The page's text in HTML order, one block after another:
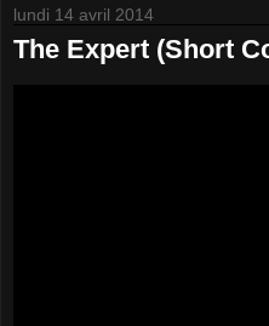
lundi 14 avril 2014
The Expert (Short